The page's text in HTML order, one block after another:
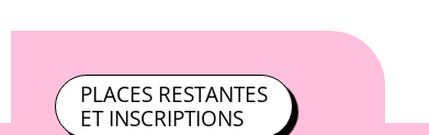
Les ateliers d'artistes
PLACES RESTANTES
ET INSCRIPTIONS